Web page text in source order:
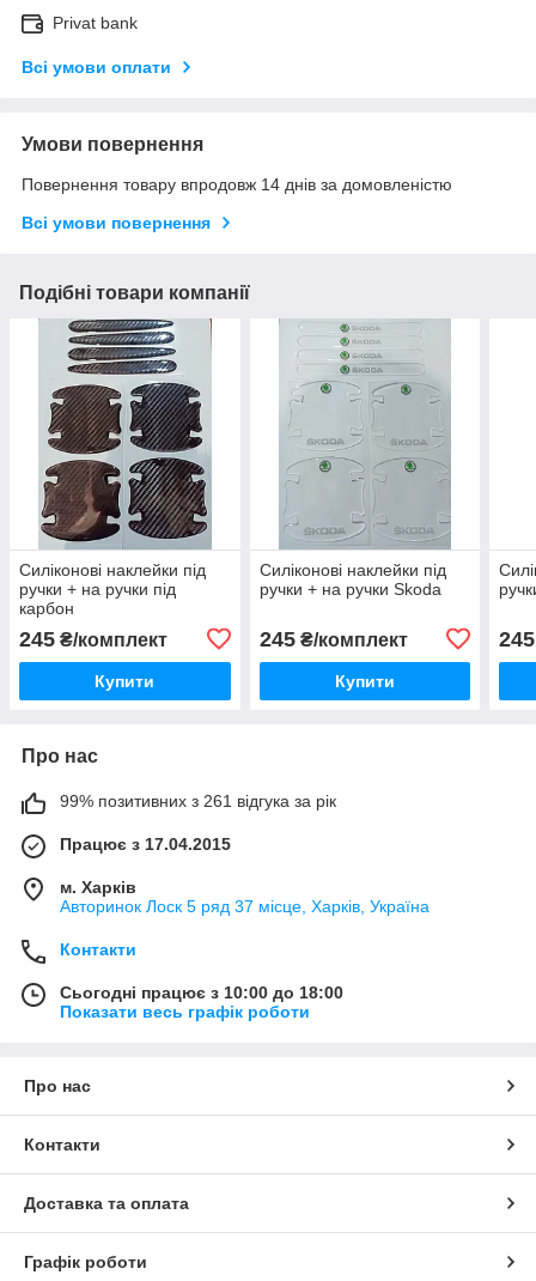
Privat bank
Всі умови оплати
Умови повернення
Повернення товару впродовж 14 днів за домовленістю
Всі умови повернення
Подібні товари компанії
Силіконові наклейки під
ручки + на ручки під
карбон
245 ₴/комплект
Купити
Силіконові наклейки під
ручки + на ручки Skoda
245₴/комплект
Купити
245
Про нас
99% позитивних з 261 відгука за рік
Працює з 17.04.2015
м. Харків
Авторинок Лоск 5 ряд 37 місце, Харків, Україна
Контакти
Сьогодні працює з 10:00 до 18:00
Показати весь графік роботи
Про нас
Контакти
Доставка та оплата
Графік роботи